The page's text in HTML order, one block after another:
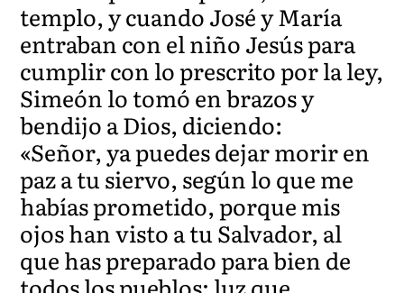
templo, y cuando José y María
entraban con el niño Jesús para
cumplir con lo prescrito por la ley,
Simeón lo tomó en brazos y
bendijo a Dios, diciendo:
«Señor, ya puedes dejar morir en
paz a tu siervo, según lo que me
habías prometido, porque mis
ojos han visto a tu Salvador, al
que has preparado para bien de